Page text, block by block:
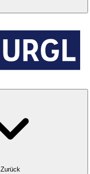
Zurück